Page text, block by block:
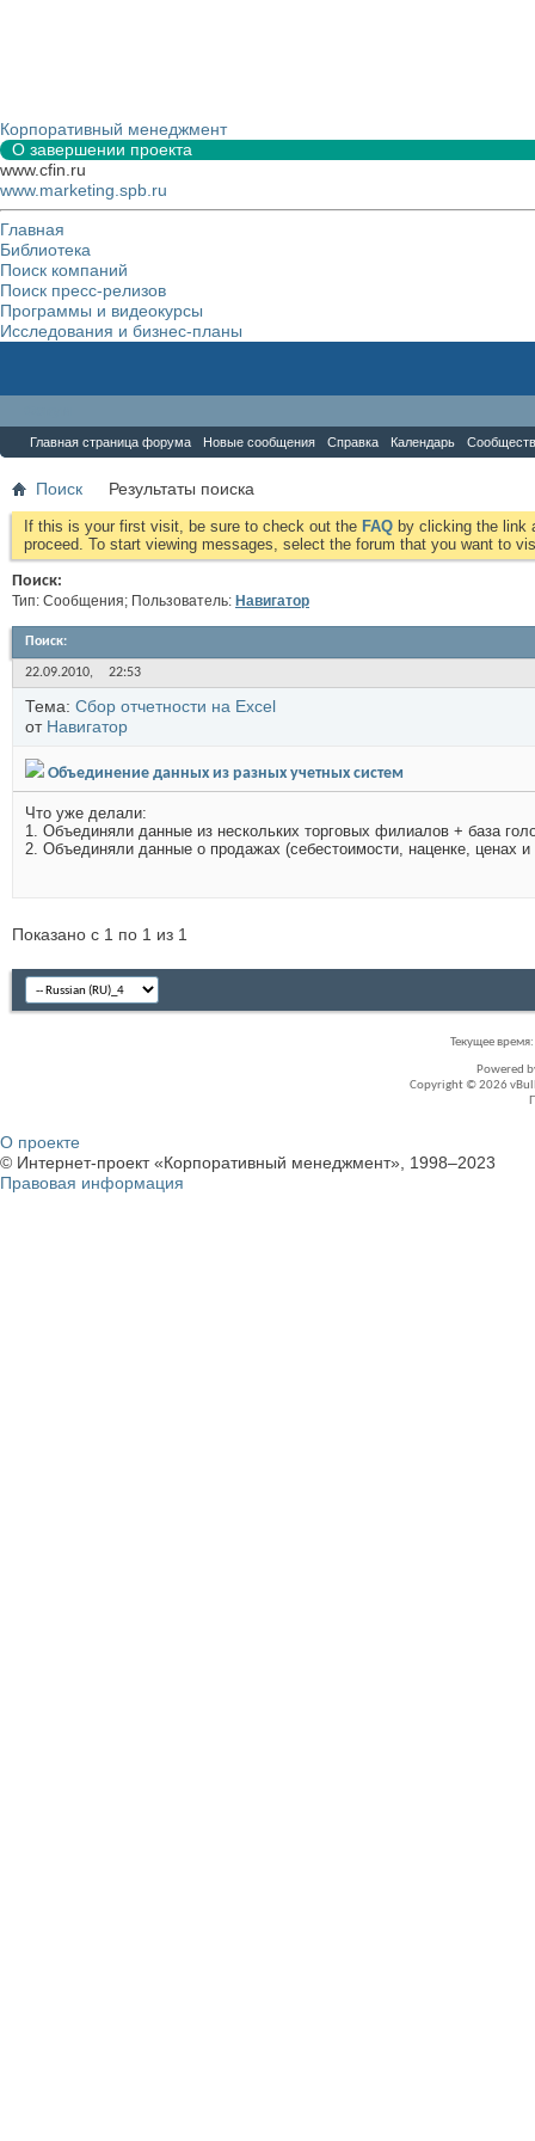
Корпоративный менеджмент
О завершении проекта
www.cfin.ru
www.marketing.spb.ru
Главная
Библиотека
Поиск компаний
Поиск пресс-релизов
Программы и видеокурсы
Исследования и бизнес-планы
Главная страница форума Новые сообщения Справка Календарь
Поиск Результаты поиска
If this is your first visit, be sure to check out the FAQ by clicking the link
proceed. To start viewing messages, select the forum that you want to
Поиск:
Тип: Сообщения; Пользователь: Навигатор
Поиск:
22.09.2010, 22:53
Тема: Сбор отчетности на Excel
от Навигатор
Объединение данных из разных учетных систем
Что уже делали:
1. Объединяли данные из нескольких торговых филиалов + база
2. Объединяли данные о продажах (себестоимости, наценке, ценах и
Показано с 1 по 1 из 1
Текущее время:
Powered
Copyright © 2026
О проекте
© Интернет-проект «Корпоративный менеджмент», 1998–2023
Правовая информация